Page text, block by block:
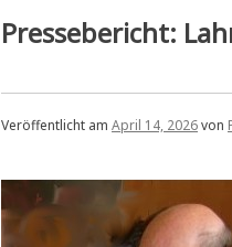
Pressebericht:
Veröffentlicht am April 14, 2026von